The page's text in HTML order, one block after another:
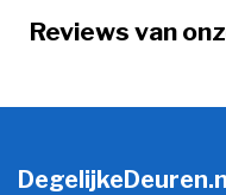
Reviews van